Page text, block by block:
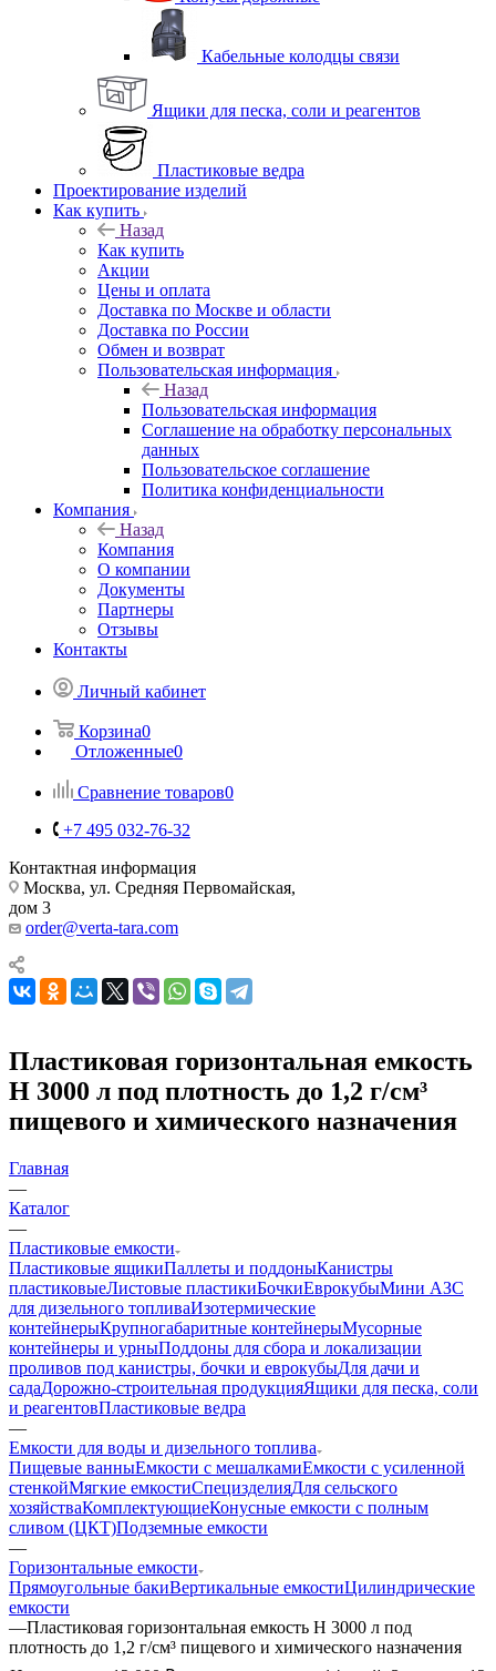
Кабельные колодцы связи
Ящики для песка, соли и реагентов
Пластиковые ведра
Проектирование изделий
Как купить
Назад
Как купить
Акции
Цены и оплата
Доставка по Москве и области
Доставка по России
Обмен и возврат
Пользовательская информация
Назад
Пользовательская информация
Соглашение на обработку персональных
данных
Пользовательское соглашение
Политика конфиденциальности
Компания
Назад
Компания
О компании
Документы
Партнеры
Отзывы
Контакты
Личный кабинет
Корзина0
Отложенные0
Сравнение товаров0
+7 495 032-76-32
Контактная информация
Москва, ул. Средняя Первомайская,
дом 3
order@verta-tara.com
Пластиковая горизонтальная емкость
H 3000 л под плотность до 1,2 г/см³
пищевого и химического назначения
Главная
—
Каталог
—
Пластиковые емкости
Пластиковые ящикиПаллеты и поддоныКанистры
пластиковыеЛистовые пластикиБочкиЕврокубыМини АЗС
для дизельного топливаИзотермические
контейнерыКрупногабаритные контейнерыМусорные
контейнеры и урныПоддоны для сбора и локализации
проливов под канистры, бочки и еврокубыДля дачи и
садаДорожно-строительная продукцияЯщики для песка, соли
и реагентовПластиковые ведра
—
Емкости для воды и дизельного топлива
Пищевые ванныЕмкости с мешалкамиЕмкости с усиленной
стенкойМягкие емкостиСпецизделияДля сельского
хозяйстваКомплектующиеКонусные емкости с полным
сливом (ЦКТ)Подземные емкости
—
Горизонтальные емкости
Прямоугольные бакиВертикальные емкостиЦилиндрические
емкости
—Пластиковая горизонтальная емкость H 3000 л под
плотность до 1,2 г/см³ пищевого и химического назначения